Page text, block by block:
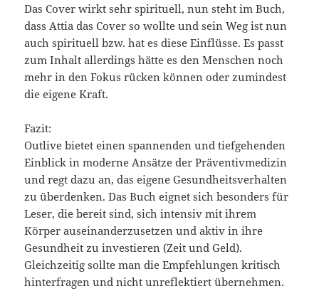
Das Cover wirkt sehr spirituell, nun steht im Buch,
dass Attia das Cover so wollte und sein Weg ist nun
auch spirituell bzw. hat es diese Einflüsse. Es passt
zum Inhalt allerdings hätte es den Menschen noch
mehr in den Fokus rücken können oder zumindest
die eigene Kraft.
Fazit:
Outlive bietet einen spannenden und tiefgehenden
Einblick in moderne Ansätze der Präventivmedizin
und regt dazu an, das eigene Gesundheitsverhalten
zu überdenken. Das Buch eignet sich besonders für
Leser, die bereit sind, sich intensiv mit ihrem
Körper auseinanderzusetzen und aktiv in ihre
Gesundheit zu investieren (Zeit und Geld).
Gleichzeitig sollte man die Empfehlungen kritisch
hinterfragen und nicht unreflektiert übernehmen.